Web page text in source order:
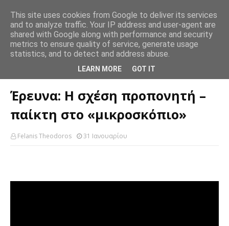
Μπάσκετ
Έρευνα: Η σχέση προπονητή – παίκτη στο
Έρευνα: Η σχέση προπονητή –
παίκτη στο «μικροσκόπιο»
Felanis Theodoros 31 Ιανουαρίου
This site uses cookies from Google to deliver its services
and to analyze traffic. Your IP address and user-agent are
shared with Google along with performance and security
metrics to ensure quality of service, generate usage
statistics, and to detect and address abuse.
LEARN MORE GOT IT